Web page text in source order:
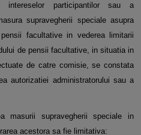
intereselor participantilor sau a
supravegherii speciale asupra
facultative in vederea limitarii
de pensii facultative, in situatia in
de catre comisie, se constata
autorizatiei administratorului sau a
masurii supravegherii speciale in
acestora sa fie limitativa: